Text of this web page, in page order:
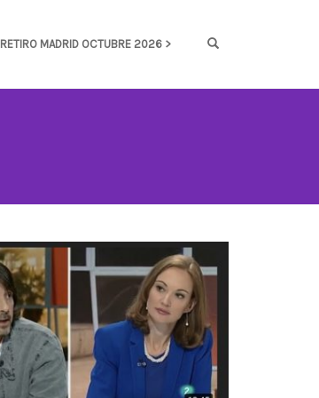
RETIRO MADRID OCTUBRE 2026 > OPEN SEARCH